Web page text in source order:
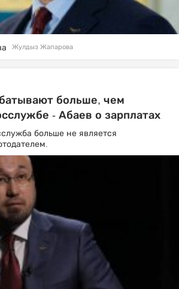
Жулдыз Жапарова
больше, чем
- Абаев о зарплатах
больше не является